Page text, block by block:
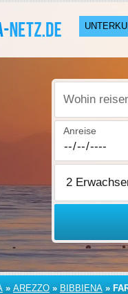
Wohin reisen
Anreise
» AREZZO » BIBBIENA »